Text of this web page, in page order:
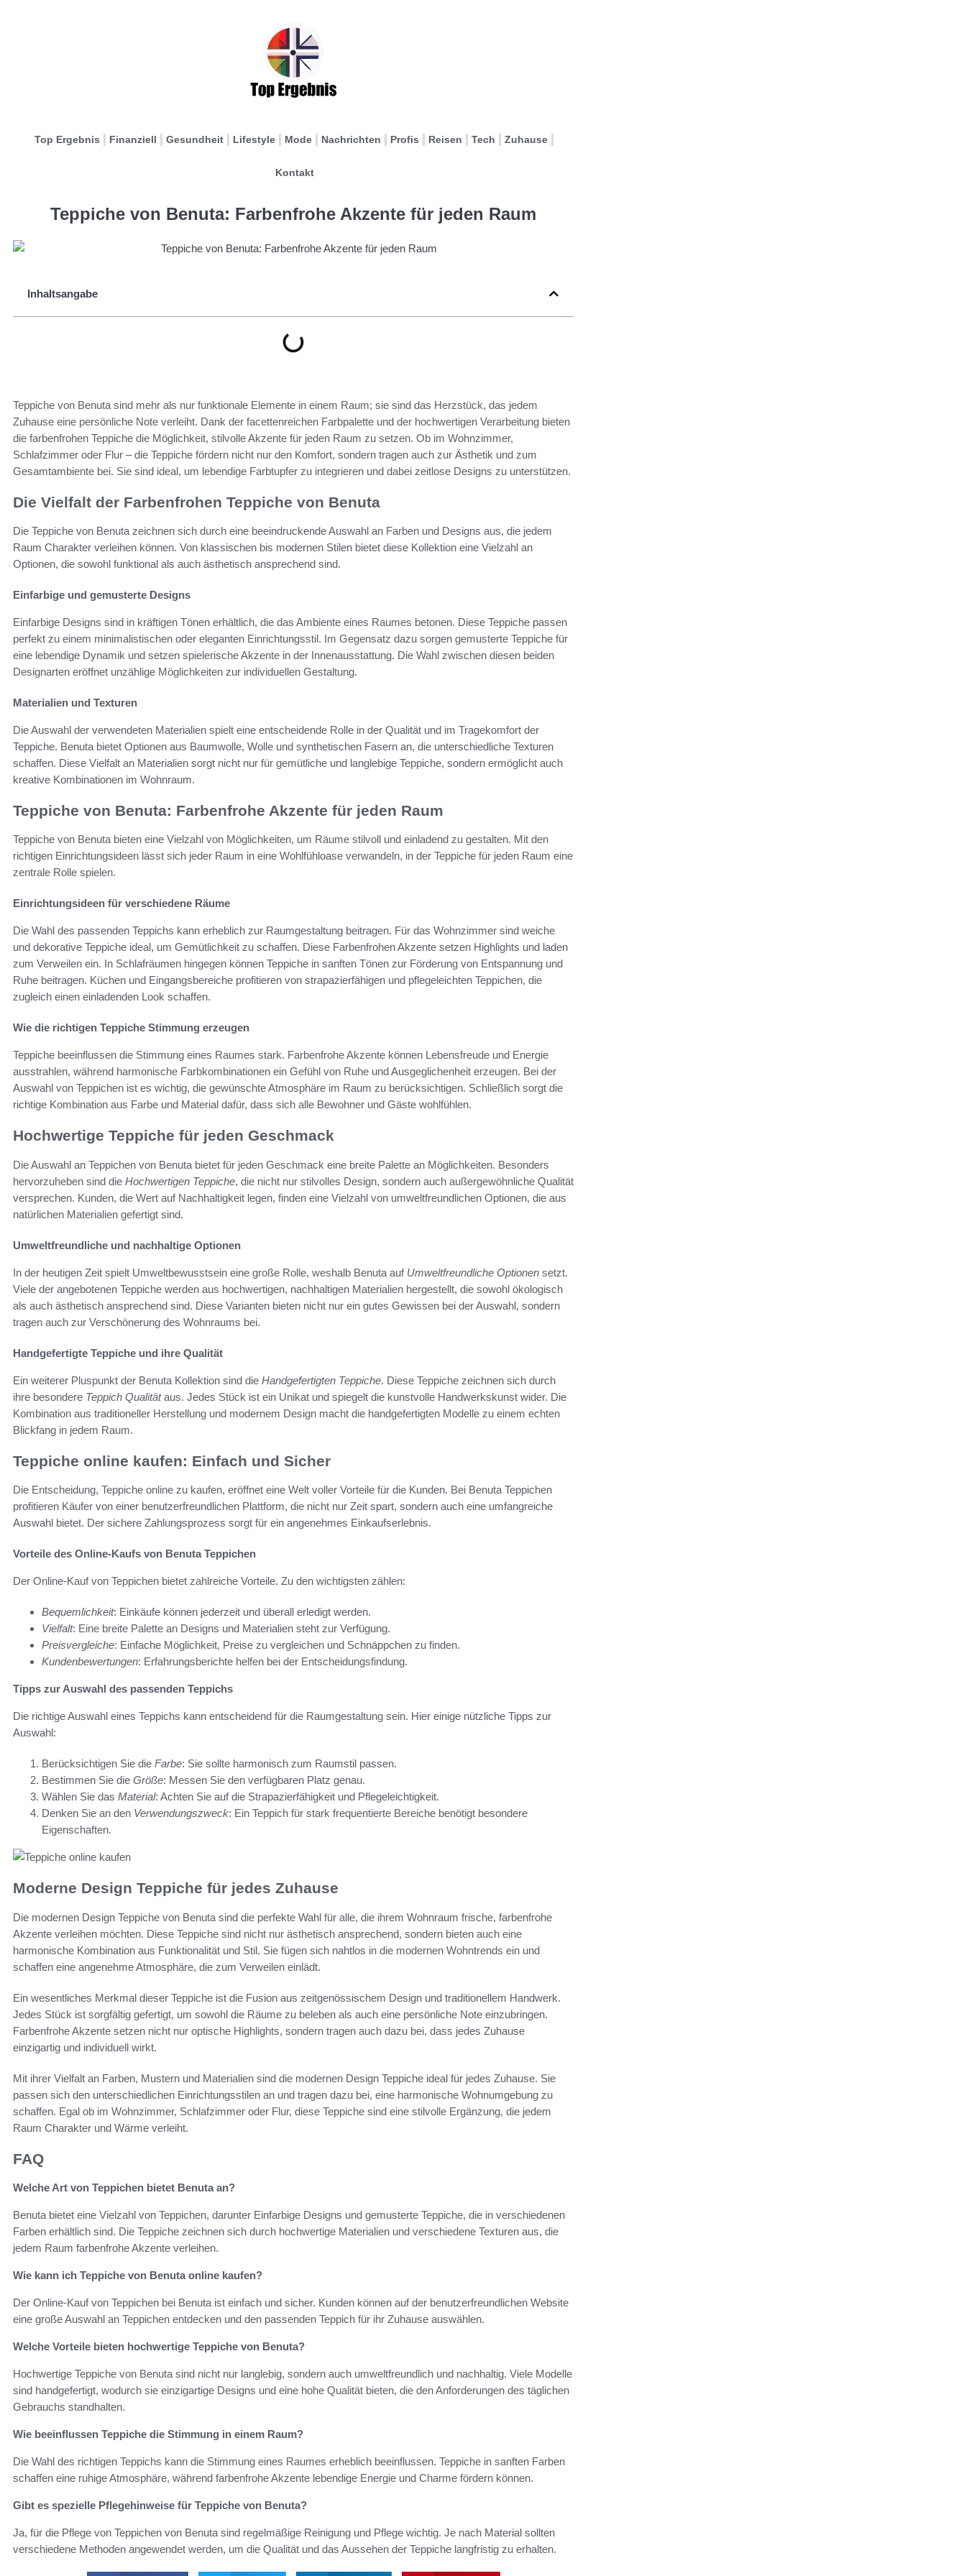
Top Ergebnis Finanziell Gesundheit Lifestyle Mode Nachrichten Profis Reisen Tech Zuhause
Kontakt
Teppiche von Benuta: Farbenfrohe Akzente für jeden Raum
Inhaltsangabe
Teppiche von Benuta sind mehr als nur funktionale Elemente in einem Raum; sie sind das Herzstück, das jedem
Zuhause eine persönliche Note verleiht. Dank der facettenreichen Farbpalette und der hochwertigen Verarbeitung bieten
die farbenfrohen Teppiche die Möglichkeit, stilvolle Akzente für jeden Raum zu setzen. Ob im Wohnzimmer,
Schlafzimmer oder Flur – die Teppiche fördern nicht nur den Komfort, sondern tragen auch zur Ästhetik und zum
Gesamtambiente bei. Sie sind ideal, um lebendige Farbtupfer zu integrieren und dabei zeitlose Designs zu unterstützen.
Die Vielfalt der Farbenfrohen Teppiche von Benuta
Die Teppiche von Benuta zeichnen sich durch eine beeindruckende Auswahl an Farben und Designs aus, die jedem
Raum Charakter verleihen können. Von klassischen bis modernen Stilen bietet diese Kollektion eine Vielzahl an
Optionen, die sowohl funktional als auch ästhetisch ansprechend sind.
Einfarbige und gemusterte Designs
Einfarbige Designs sind in kräftigen Tönen erhältlich, die das Ambiente eines Raumes betonen. Diese Teppiche passen
perfekt zu einem minimalistischen oder eleganten Einrichtungsstil. Im Gegensatz dazu sorgen gemusterte Teppiche für
eine lebendige Dynamik und setzen spielerische Akzente in der Innenausstattung. Die Wahl zwischen diesen beiden
Designarten eröffnet unzählige Möglichkeiten zur individuellen Gestaltung.
Materialien und Texturen
Die Auswahl der verwendeten Materialien spielt eine entscheidende Rolle in der Qualität und im Tragekomfort der
Teppiche. Benuta bietet Optionen aus Baumwolle, Wolle und synthetischen Fasern an, die unterschiedliche Texturen
schaffen. Diese Vielfalt an Materialien sorgt nicht nur für gemütliche und langlebige Teppiche, sondern ermöglicht auch
kreative Kombinationen im Wohnraum.
Teppiche von Benuta: Farbenfrohe Akzente für jeden Raum
Teppiche von Benuta bieten eine Vielzahl von Möglichkeiten, um Räume stilvoll und einladend zu gestalten. Mit den
richtigen Einrichtungsideen lässt sich jeder Raum in eine Wohlfühloase verwandeln, in der Teppiche für jeden Raum eine
zentrale Rolle spielen.
Einrichtungsideen für verschiedene Räume
Die Wahl des passenden Teppichs kann erheblich zur Raumgestaltung beitragen. Für das Wohnzimmer sind weiche
und dekorative Teppiche ideal, um Gemütlichkeit zu schaffen. Diese Farbenfrohen Akzente setzen Highlights und laden
zum Verweilen ein. In Schlafräumen hingegen können Teppiche in sanften Tönen zur Förderung von Entspannung und
Ruhe beitragen. Küchen und Eingangsbereiche profitieren von strapazierfähigen und pflegeleichten Teppichen, die
zugleich einen einladenden Look schaffen.
Wie die richtigen Teppiche Stimmung erzeugen
Teppiche beeinflussen die Stimmung eines Raumes stark. Farbenfrohe Akzente können Lebensfreude und Energie
ausstrahlen, während harmonische Farbkombinationen ein Gefühl von Ruhe und Ausgeglichenheit erzeugen. Bei der
Auswahl von Teppichen ist es wichtig, die gewünschte Atmosphäre im Raum zu berücksichtigen. Schließlich sorgt die
richtige Kombination aus Farbe und Material dafür, dass sich alle Bewohner und Gäste wohlfühlen.
Hochwertige Teppiche für jeden Geschmack
Die Auswahl an Teppichen von Benuta bietet für jeden Geschmack eine breite Palette an Möglichkeiten. Besonders
hervorzuheben sind die Hochwertigen Teppiche, die nicht nur stilvolles Design, sondern auch außergewöhnliche Qualität
versprechen. Kunden, die Wert auf Nachhaltigkeit legen, finden eine Vielzahl von umweltfreundlichen Optionen, die aus
natürlichen Materialien gefertigt sind.
Umweltfreundliche und nachhaltige Optionen
In der heutigen Zeit spielt Umweltbewusstsein eine große Rolle, weshalb Benuta auf Umweltfreundliche Optionen setzt.
Viele der angebotenen Teppiche werden aus hochwertigen, nachhaltigen Materialien hergestellt, die sowohl ökologisch
als auch ästhetisch ansprechend sind. Diese Varianten bieten nicht nur ein gutes Gewissen bei der Auswahl, sondern
tragen auch zur Verschönerung des Wohnraums bei.
Handgefertigte Teppiche und ihre Qualität
Ein weiterer Pluspunkt der Benuta Kollektion sind die Handgefertigten Teppiche. Diese Teppiche zeichnen sich durch
ihre besondere Teppich Qualitätaus. Jedes Stück ist ein Unikat und spiegelt die kunstvolle Handwerkskunst wider. Die
Kombination aus traditioneller Herstellung und modernem Design macht die handgefertigten Modelle zu einem echten
Blickfang in jedem Raum.
Teppiche online kaufen: Einfach und Sicher
Die Entscheidung, Teppiche online zu kaufen, eröffnet eine Welt voller Vorteile für die Kunden. Bei Benuta Teppichen
profitieren Käufer von einer benutzerfreundlichen Plattform, die nicht nur Zeit spart, sondern auch eine umfangreiche
Auswahl bietet. Der sichere Zahlungsprozess sorgt für ein angenehmes Einkaufserlebnis.
Vorteile des Online-Kaufs von Benuta Teppichen
Der Online-Kauf von Teppichen bietet zahlreiche Vorteile. Zu den wichtigsten zählen:
Bequemlichkeit: Einkäufe können jederzeit und überall erledigt werden.
Vielfalt: Eine breite Palette an Designs und Materialien steht zur Verfügung.
Preisvergleiche: Einfache Möglichkeit, Preise zu vergleichen und Schnäppchen zu finden.
Kundenbewertungen: Erfahrungsberichte helfen bei der Entscheidungsfindung.
Tipps zur Auswahl des passenden Teppichs
Die richtige Auswahl eines Teppichs kann entscheidend für die Raumgestaltung sein. Hier einige nützliche Tipps zur
Auswahl:
Berücksichtigen Sie die Farbe: Sie sollte harmonisch zum Raumstil passen.
Bestimmen Sie die Größe: Messen Sie den verfügbaren Platz genau.
Wählen Sie das Material: Achten Sie auf die Strapazierfähigkeit und Pflegeleichtigkeit.
Denken Sie an den Verwendungszweck: Ein Teppich für stark frequentierte Bereiche benötigt besondere
Eigenschaften.
Moderne Design Teppiche für jedes Zuhause
Die modernen Design Teppiche von Benuta sind die perfekte Wahl für alle, die ihrem Wohnraum frische, farbenfrohe
Akzente verleihen möchten. Diese Teppiche sind nicht nur ästhetisch ansprechend, sondern bieten auch eine
harmonische Kombination aus Funktionalität und Stil. Sie fügen sich nahtlos in die modernen Wohntrends ein und
schaffen eine angenehme Atmosphäre, die zum Verweilen einlädt.
Ein wesentliches Merkmal dieser Teppiche ist die Fusion aus zeitgenössischem Design und traditionellem Handwerk.
Jedes Stück ist sorgfältig gefertigt, um sowohl die Räume zu beleben als auch eine persönliche Note einzubringen.
Farbenfrohe Akzente setzen nicht nur optische Highlights, sondern tragen auch dazu bei, dass jedes Zuhause
einzigartig und individuell wirkt.
Mit ihrer Vielfalt an Farben, Mustern und Materialien sind die modernen Design Teppiche ideal für jedes Zuhause. Sie
passen sich den unterschiedlichen Einrichtungsstilen an und tragen dazu bei, eine harmonische Wohnumgebung zu
schaffen. Egal ob im Wohnzimmer, Schlafzimmer oder Flur, diese Teppiche sind eine stilvolle Ergänzung, die jedem
Raum Charakter und Wärme verleiht.
FAQ
Welche Art von Teppichen bietet Benuta an?
Benuta bietet eine Vielzahl von Teppichen, darunter Einfarbige Designs und gemusterte Teppiche, die in verschiedenen
Farben erhältlich sind. Die Teppiche zeichnen sich durch hochwertige Materialien und verschiedene Texturen aus, die
jedem Raum farbenfrohe Akzente verleihen.
Wie kann ich Teppiche von Benuta online kaufen?
Der Online-Kauf von Teppichen bei Benuta ist einfach und sicher. Kunden können auf der benutzerfreundlichen Website
eine große Auswahl an Teppichen entdecken und den passenden Teppich für ihr Zuhause auswählen.
Welche Vorteile bieten hochwertige Teppiche von Benuta?
Hochwertige Teppiche von Benuta sind nicht nur langlebig, sondern auch umweltfreundlich und nachhaltig. Viele Modelle
sind handgefertigt, wodurch sie einzigartige Designs und eine hohe Qualität bieten, die den Anforderungen des täglichen
Gebrauchs standhalten.
Wie beeinflussen Teppiche die Stimmung in einem Raum?
Die Wahl des richtigen Teppichs kann die Stimmung eines Raumes erheblich beeinflussen. Teppiche in sanften Farben
schaffen eine ruhige Atmosphäre, während farbenfrohe Akzente lebendige Energie und Charme fördern können.
Gibt es spezielle Pflegehinweise für Teppiche von Benuta?
Ja, für die Pflege von Teppichen von Benuta sind regelmäßige Reinigung und Pflege wichtig. Je nach Material sollten
verschiedene Methoden angewendet werden, um die Qualität und das Aussehen der Teppiche langfristig zu erhalten.